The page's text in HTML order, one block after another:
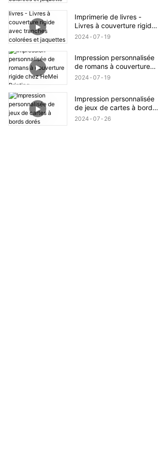
Imprimerie de livres -
Livres à couverture rigide
avec tranches colorées et
2024 07 19
Impression personnalisée
de romans à couverture
rigide chez HeMei Printing
2024 07 19
Impression personnalisée
de jeux de cartes à bords
dorés
2024 07 26